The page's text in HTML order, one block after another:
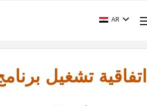
AR
اتفاقية تشغيل